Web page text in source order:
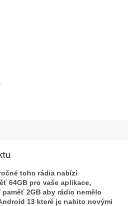
toho rádia nabízí
64GB pro vaše aplikace,
2GB aby rádio nemělo
13 které je nabito novými